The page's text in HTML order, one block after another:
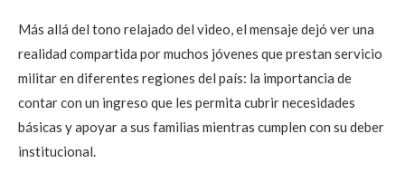
Más allá del tono relajado del video, el mensaje dejó ver una
realidad compartida por muchos jóvenes que prestan servicio
militar en diferentes regiones del país: la importancia de
contar con un ingreso que les permita cubrir necesidades
básicas y apoyar a sus familias mientras cumplen con su deber
institucional.